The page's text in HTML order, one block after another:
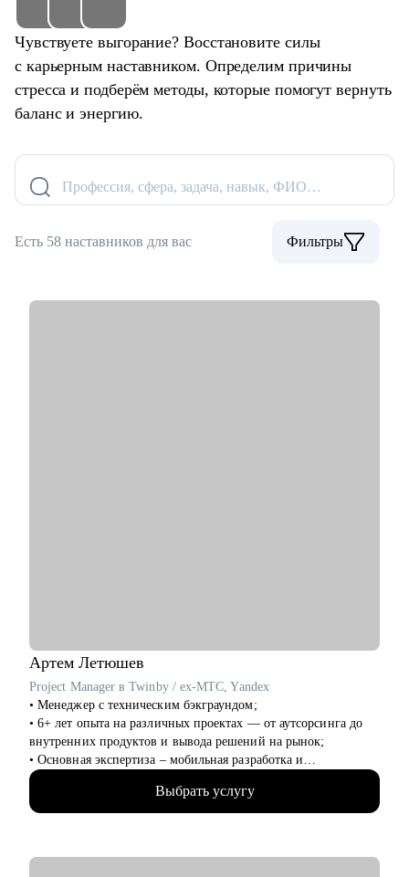
Чувствуете выгорание? Восстановите силы
с карьерным наставником. Определим причины
стресса и подберём методы, которые помогут вернуть
баланс и энергию.
Профессия, сфера, задача, навык, ФИО…
Есть 58 наставников для вас Фильтры
Артем Летюшев
Project Manager в Twinby / ex-MTC, Yandex
• Менеджер с техническим бэкграундом;
• 6+ лет опыта на различных проектах — от аутсорсинга до
внутренних продуктов и вывода решений на рынок;
• Основная экспертиза – мобильная разработка и
микросервисы на python, (также пишу на нем для души), но
работал и с проектами в финтехе, телекоме, медтехе,
развлекательных сервисах и госсекторе.
Выбрать услугу